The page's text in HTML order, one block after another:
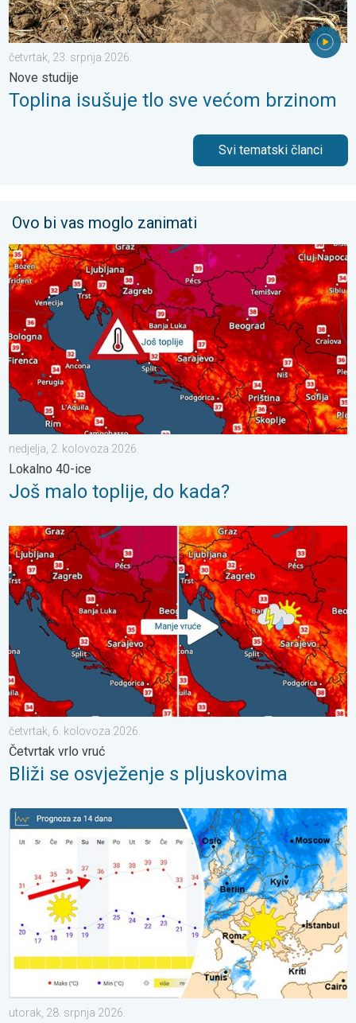
četvrtak, 23. srpnja 2026.
Nove studije
Toplina isušuje tlo sve većom brzinom
Svi tematski članci
Ovo bi vas moglo zanimati
Još malo toplije, do kada?. Lokalno 40-ice. . . nedjelja, 2.
nedjelja, 2. kolovoza 2026.
Lokalno 40-ice
Još malo toplije, do kada?
Bliži se osvježenje s pljuskovima. Četvrtak vrlo vruć. . .
četvrtak, 6. kolovoza 2026.
Četvrtak vrlo vruć
Bliži se osvježenje s pljuskovima
Ljeto u punom sjaju – Sunce i vruće. Većinom stabilno. . .
utorak, 28. srpnja 2026.